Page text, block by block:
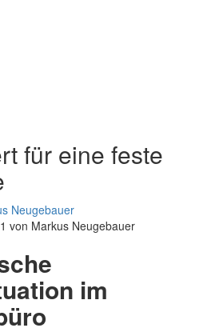
für eine feste
Neugebauer
von Markus Neugebauer
im